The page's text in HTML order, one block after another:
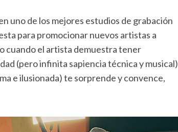
uno de los mejores estudios de grabación
para promocionar nuevos artistas a
cuando el artista demuestra tener
(pero infinita sapiencia técnica y musical)
e ilusionada) te sorprende y convence,